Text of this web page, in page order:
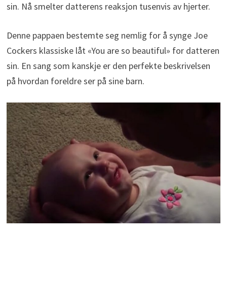
sin. Nå smelter datterens reaksjon tusenvis av hjerter.
Denne pappaen bestemte seg nemlig for å synge Joe
Cockers klassiske låt «You are so beautiful» for datteren
sin. En sang som kanskje er den perfekte beskrivelsen
på hvordan foreldre ser på sine barn.